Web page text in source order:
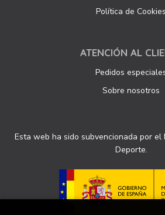
Política de Cookies
ATENCIÓN AL
Pedidos
Sobre nosotros
Esta web ha sido subvencionada por
Deporte.